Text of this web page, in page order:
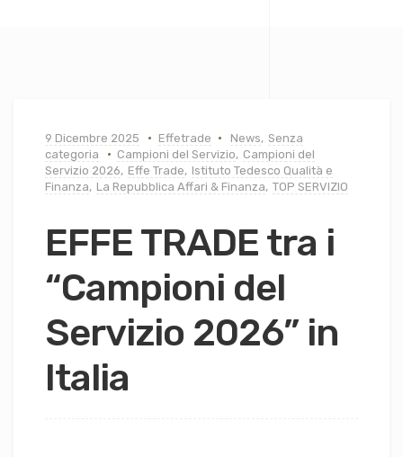
9 Dicembre 2025 Effetrade News, Senza
categoria
Campioni del Servizio, Campioni del
Servizio 2026, Effe Trade, Istituto Tedesco Qualità e
Finanza, La Repubblica Affari & Finanza, TOP SERVIZIO
EFFE TRADE tra i
“Campioni del
Servizio 2026” in
Italia